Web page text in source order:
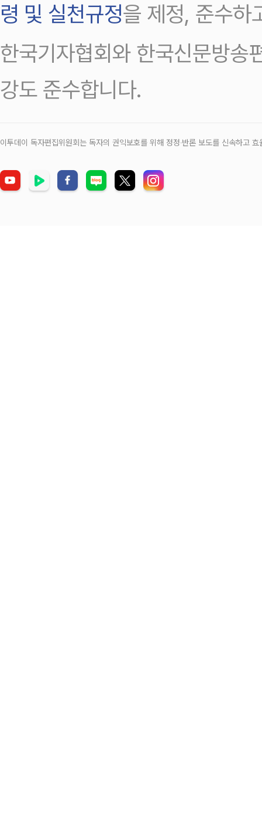
령 및 실천규정을 제정, 준수하
한국기자협회와 한국신문방송
강도 준수합니다.
이투데이 독자편집위원회는 독자의 권익보호를 위해 정정‧반론 보도를 신속하고